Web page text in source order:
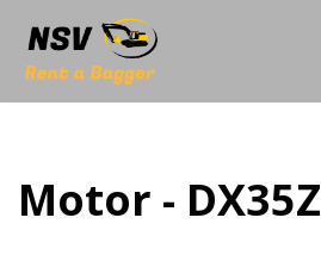
Zum
Motor - DX35Z